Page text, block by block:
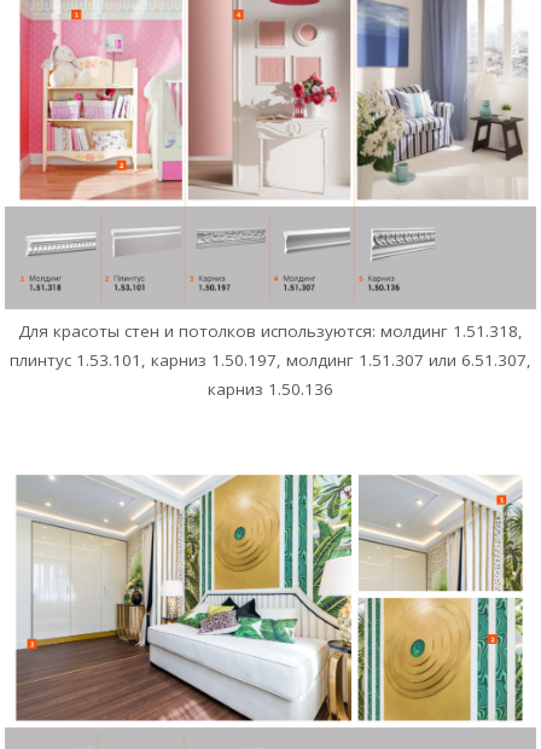
Для красоты стен и потолков используются: молдинг 1.51.318,
плинтус 1.53.101, карниз 1.50.197, молдинг 1.51.307 или 6.51.307,
карниз 1.50.136